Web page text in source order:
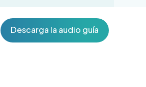
Descarga la audio guía